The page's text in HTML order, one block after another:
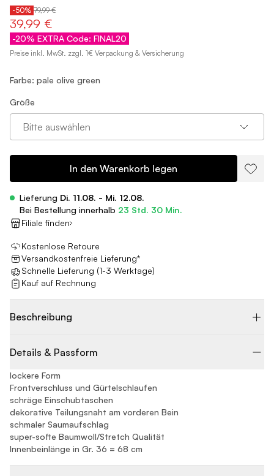
-50% 79,99 €
39,99 €
-20% EXTRA Code: FINAL20
Preise inkl. MwSt. zzgl. 1€ Verpackung & Versicherung
Farbe: pale olive green
Größe
Bitte auswählen
In den Warenkorb legen
Lieferung Di. 11.08. - Mi. 12.08.
Bei Bestellung innerhalb 23 Std. 30 Min.
Filiale finden
Kostenlose Retoure
Versandkostenfreie Lieferung*
Schnelle Lieferung (1-3 Werktage)
Kauf auf Rechnung
Beschreibung
Details & Passform
lockere Form
Frontverschluss und Gürtelschlaufen
schräge Einschubtaschen
dekorative Teilungsnaht am vorderen Bein
schmaler Saumaufschlag
super-softe Baumwoll/Stretch Qualität
Innenbeinlänge in Gr. 36 = 68 cm